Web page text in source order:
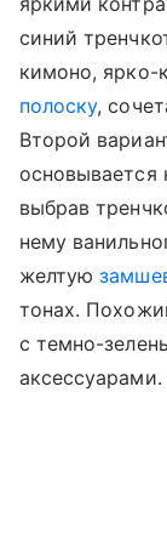
синий
кимоно,
полоску,
Второй
основывается
выбрав
нему
желтую
тонах.
с темно-
аксессуарами.